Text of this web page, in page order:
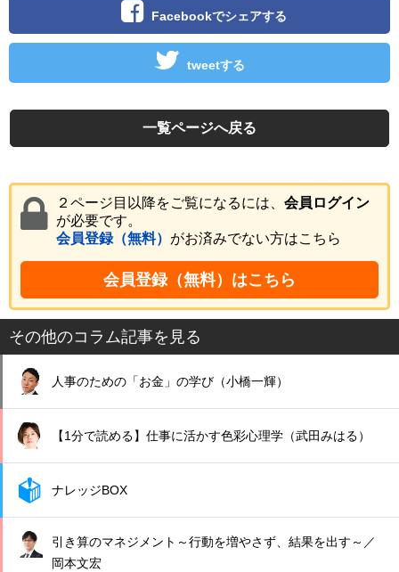
Facebookでシェアする
tweetする
一覧ページへ戻る
２ページ目以降をご覧になるには、 会員ログイン
が必要です。
会員登録（無料） がお済みでない方はこちら
会員登録（無料）はこちら
その他のコラム記事を見る
人事のための「お金」の学び（小橋一輝）
【1分で読める】仕事に活かす色彩心理学（武田みはる）
ナレッジBOX
引き算のマネジメント～行動を増やさず、結果を出す～／
岡本文宏